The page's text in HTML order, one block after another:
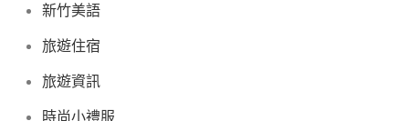
新竹美語
旅遊住宿
旅遊資訊
時尚小禮服